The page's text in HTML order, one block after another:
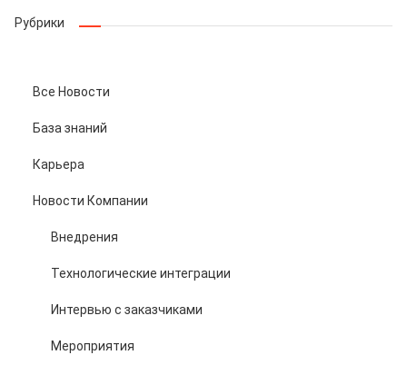
Рубрики
Все Новости
База знаний
Карьера
Новости Компании
Внедрения
Технологические интеграции
Интервью с заказчиками
Мероприятия